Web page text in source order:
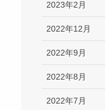
2023年2月
2022年12月
2022年9月
2022年8月
2022年7月